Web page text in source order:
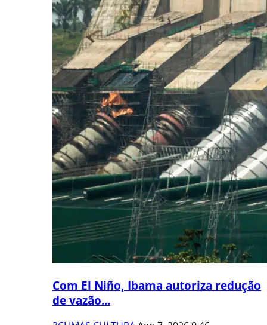
Com El Niño, Ibama autoriza redução
de vazão...